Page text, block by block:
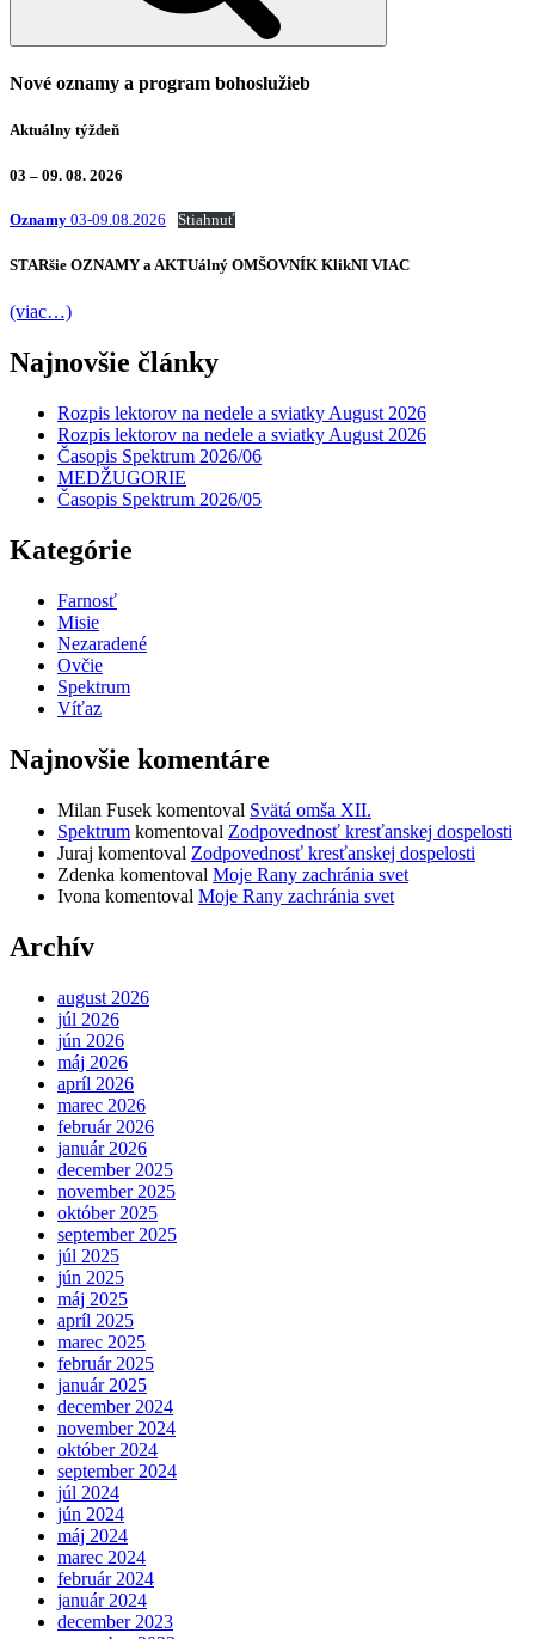
Nové oznamy a program bohoslužieb
Aktuálny týždeň
03 – 09. 08. 2026
Oznamy 03-09.08.2026 Stiahnuť
STARšie OZNAMY a AKTUálný OMŠOVNÍK KlikNI VIAC
(viac…)
Najnovšie články
Rozpis lektorov na nedele a sviatky August 2026
Rozpis lektorov na nedele a sviatky August 2026
Časopis Spektrum 2026/06
MEDŽUGORIE
Časopis Spektrum 2026/05
Kategórie
Farnosť
Misie
Nezaradené
Ovčie
Spektrum
Víťaz
Najnovšie komentáre
Milan Fusek komentoval Svätá omša XII.
Spektrum komentoval Zodpovednosť kresťanskej dospelosti
Juraj komentoval Zodpovednosť kresťanskej dospelosti
Zdenka komentoval Moje Rany zachránia svet
Ivona komentoval Moje Rany zachránia svet
Archív
august 2026
júl 2026
jún 2026
máj 2026
apríl 2026
marec 2026
február 2026
január 2026
december 2025
november 2025
október 2025
september 2025
júl 2025
jún 2025
máj 2025
apríl 2025
marec 2025
február 2025
január 2025
december 2024
november 2024
október 2024
september 2024
júl 2024
jún 2024
máj 2024
marec 2024
február 2024
január 2024
december 2023